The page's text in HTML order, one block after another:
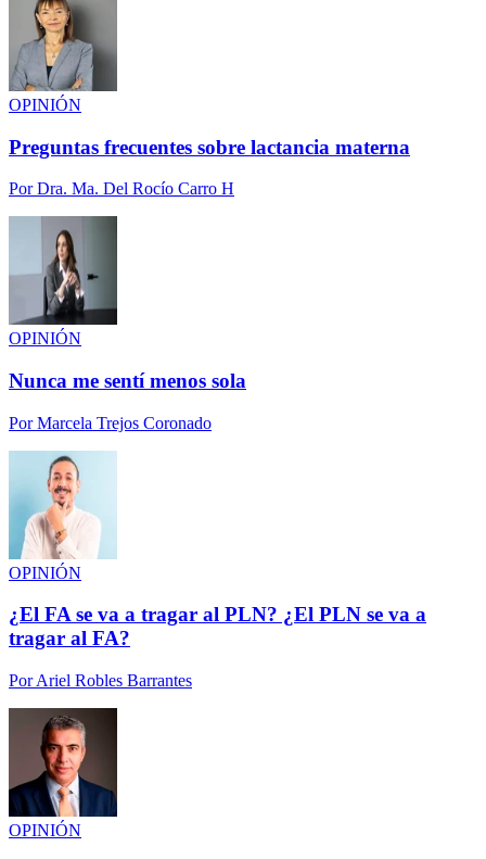
OPINIÓN
Preguntas frecuentes sobre lactancia materna
PorDra. Ma. Del Rocío Carro H
OPINIÓN
Nunca me sentí menos sola
PorMarcela Trejos Coronado
OPINIÓN
¿El FA se va a tragar al PLN? ¿El PLN se va a
tragar al FA?
PorAriel Robles Barrantes
OPINIÓN